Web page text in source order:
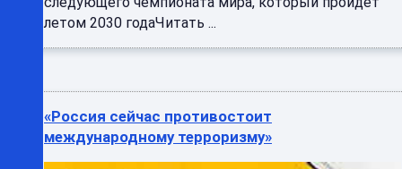
летом 2030 годаЧитать ...
«Россия сейчас противостоит
международному терроризму»